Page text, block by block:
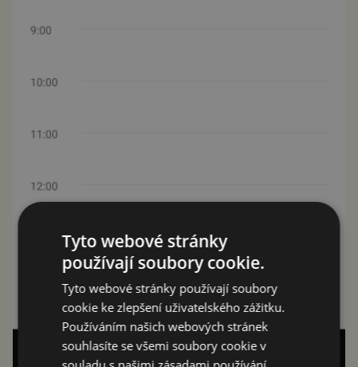
Tyto webové stránky
používají soubory cookie.
Tyto webové stránky používají soubory
cookie ke zlepšení uživatelského zážitku.
Používáním našich webových stránek
souhlasíte se všemi soubory cookie v